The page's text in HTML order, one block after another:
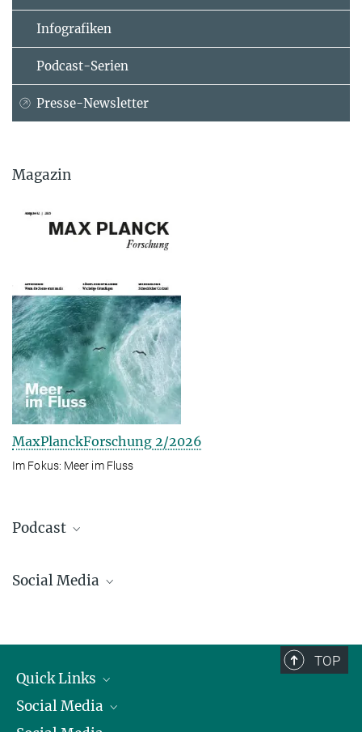
Infografiken
Podcast-Serien
Presse-Newsletter
Magazin
MaxPlanckForschung 2/2026
Im Fokus: Meer im Fluss
Podcast
Social Media
Mastodon
TikTok
Youtube
TOP
Quick Links
Präsident
Social Media